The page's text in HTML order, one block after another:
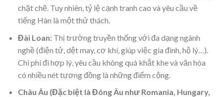
chặt chẽ. Tuy nhiên, tỷ lệ cạnh tranh cao và yêu cầu về
tiếng Hàn là một thử thách.
Đài Loan:Thị trường truyền thống với đa dạng ngành
nghề (điện tử, dệt may, cơ khí, giúp việc gia đình, hộ lý…).
Chi phí đi hợp lý, yêu cầu không quá khắt khe và văn hóa
có nhiều nét tương đồng là những điểm cộng.
Châu Âu (Đặc biệt là Đông Âu như Romania, Hungary,